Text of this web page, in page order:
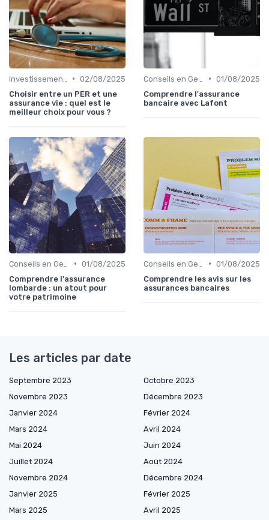
• 02/08/2025
Choisir entre un PER et une
assurance vie : quel est le
meilleur choix pour vous ?
• 01/08/2025
Comprendre l'assurance
bancaire avec Lafont
• 01/08/2025
Comprendre l'assurance
lombarde : un atout pour
votre patrimoine
• 01/08/2025
Comprendre les avis sur les
assurances bancaires
Les articles par date
Septembre 2023
Octobre 2023
Novembre 2023
Décembre 2023
Janvier 2024
Février 2024
Mars 2024
Avril 2024
Mai 2024
Juin 2024
Juillet 2024
Août 2024
Novembre 2024
Décembre 2024
Janvier 2025
Février 2025
Mars 2025
Avril 2025